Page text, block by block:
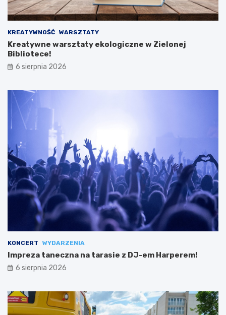
KREATYWNOŚĆ WARSZTATY
Kreatywne warsztaty ekologiczne w Zielonej
Bibliotece!
6 sierpnia 2026
KONCERT WYDARZENIA
Impreza taneczna na tarasie z DJ-em Harperem!
6 sierpnia 2026